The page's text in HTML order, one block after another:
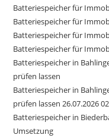
Batteriespeicher für
Batteriespeicher für
Batteriespeicher für
Batteriespeicher für
Batteriespeicher in
prüfen lassen
Batteriespeicher in
prüfen lassen 26.07.2026
Batteriespeicher in
Umsetzung